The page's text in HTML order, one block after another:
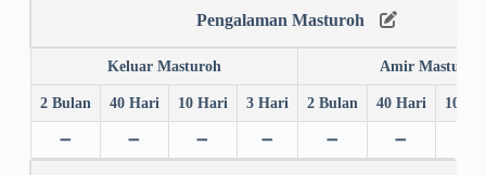
Pengalaman Masturoh
Keluar Masturoh Amir Masturoh
2 Bulan 40 Hari 10 Hari 3 Hari 2 Bulan 40 Hari 10
➖ ➖ ➖ ➖ ➖ ➖